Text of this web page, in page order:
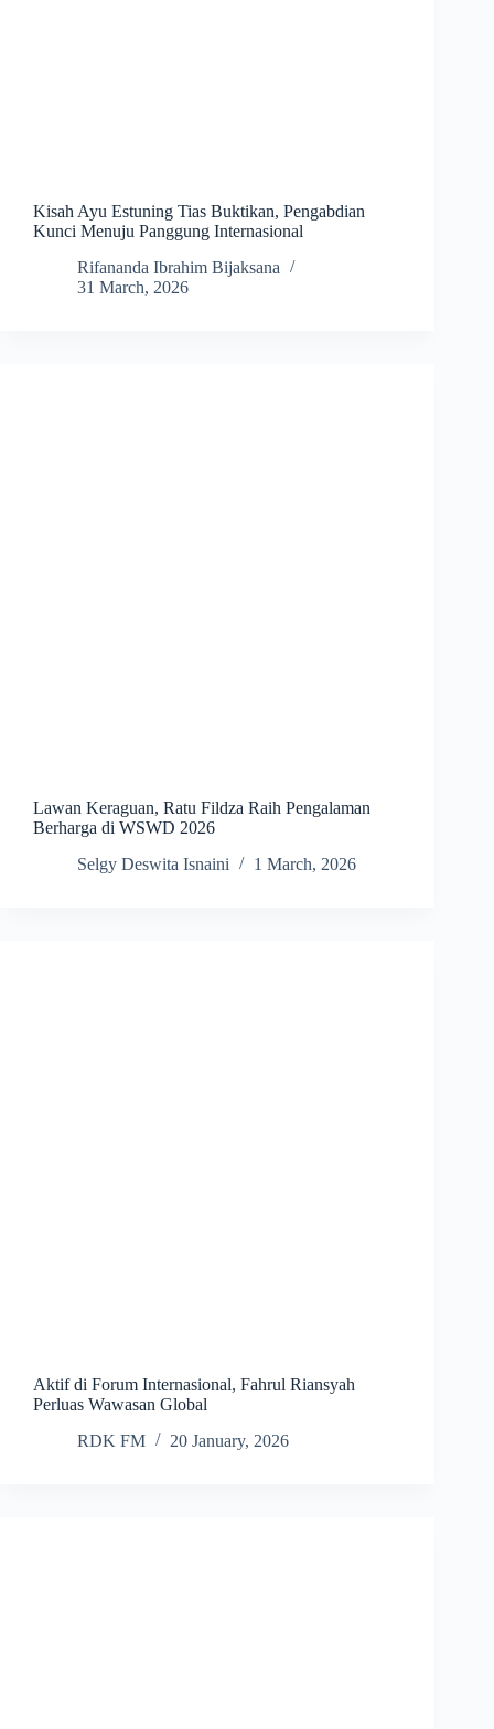
Kisah Ayu Estuning Tias Buktikan, Pengabdian
Kunci Menuju Panggung Internasional
Rifananda Ibrahim Bijaksana
31 March, 2026
Lawan Keraguan, Ratu Fildza Raih Pengalaman
Berharga di WSWD 2026
Selgy Deswita Isnaini
1 March, 2026
Aktif di Forum Internasional, Fahrul Riansyah
Perluas Wawasan Global
RDK FM
20 January, 2026